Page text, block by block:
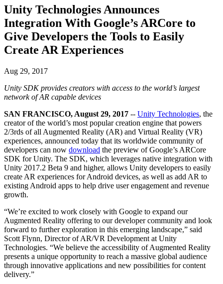
플랜 및 가격
배포
멀티플랫폼
LiveOps
출시 후 인사이트를 확인하고 라이브 게임을 운영하세요.
사용자 확보
모바일 사용자를 검색하고 Acquire
인앱 결제
매장 및 D2C 전반에 걸쳐 IAP 관리하세요.
수익화
Unity로 광고하세요
Unity로 수익화하세요
활용 부문
모바일 게임
Unity로 모바일 히트작을 제작하고 성장시키세요.
인디 게임
고객 경험
인터랙티브 3D 경험 제작
산업 분야
제조업
리테일
상점 경험을 온라인 경험으로 전환
자동차
혁신을 가속화하고 차량 내 경험을 향상시키세요.
모든 산업 보기
로드맵
예정된 기능 검토
용어집
분석 자료
활용 사례
실제 성공 사례
베스트 프랙티스 가이드
전문가 팁
데모
데모, 샘플 및 빌딩 블록
모든 리소스
새로운 기능
블로그
업데이트, 정보, 기술 팁
뉴스
뉴스, 스토리, 보도 센터
커뮤니티 사례
Made with Unity
Unity 크리에이터 소개
개발자, 크리에이터, Insider와의 소통
Unity Awards
전 세계 Unity 크리에이터 축하
시작하기
학습 시작하기
Unity 필수 학습 길잡이
사용법 가이드
실용적인 팁 및 베스트 프랙티스
학생용
커리어 시작하기
교육 담당자 대상 교육
교육 효율 극대화
교육 라이선스
자격증
Unity 숙련도를 입증하세요
FAQ
일반적인 질문에 대한 답변
문의하기
유니티 팀과 소통하기
Unity Technologies Announces
Integration With Google’s ARCore to
Give Developers the Tools to Easily
Create AR Experiences
Aug 29, 2017
Unity SDK provides creators with access to the world’s largest
network of AR capable devices
SAN FRANCISCO, August 29, 2017 -- Unity Technologies, the
creator of the world’s most popular creation engine that powers
2/3rds of all Augmented Reality (AR) and Virtual Reality (VR)
experiences, announced today that its worldwide community of
developers can now download the preview of Google’s ARCore
SDK for Unity. The SDK, which leverages native integration with
Unity 2017.2 Beta 9 and higher, allows Unity developers to easily
create AR experiences for Android devices, as well as add AR to
existing Android apps to help drive user engagement and revenue
growth.
“We’re excited to work closely with Google to expand our
Augmented Reality offering to our developer community and look
forward to further exploration in this emerging landscape,” said
Scott Flynn, Director of AR/VR Development at Unity
Technologies. “We believe the accessibility of Augmented Reality
presents a unique opportunity to reach a massive global audience
through innovative applications and new possibilities for content
delivery.”